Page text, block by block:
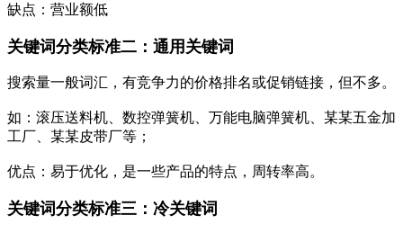
缺点：营业额低
关键词分类标准二 ： 通用关键词
搜索量一般词汇，有竞争力的价格排名或促销链接，但不多。
如：滚压送料机、数控弹簧机、万能电脑弹簧机、某某五金加
工厂、某某皮带厂等；
优点：易于优化，是一些产品的特点，周转率高。
关键词分类标准三 ： 冷关键词